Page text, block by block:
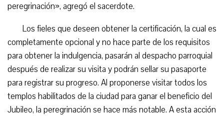
peregrinación», agregó el sacerdote.
Los fieles que deseen obtener la certificación, la cual es
completamente opcional y no hace parte de los requisitos
para obtener la indulgencia, pasarán al despacho parroquial
después de realizar su visita y podrán sellar su pasaporte
para registrar su progreso. Al proponerse visitar todos los
templos habilitados de la ciudad para ganar el beneficio del
Jubileo, la peregrinación se hace más notable. A esta acción